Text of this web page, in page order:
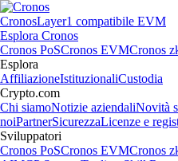
CronosLayer1 compatibile EVM
Esplora Cronos
Cronos PoSCronos EVMCronos
Esplora
AffiliazioneIstituzionaliCustodia
Crypto.com
Chi siamoNotizie aziendaliNovità
noiPartnerSicurezzaLicenze e
Sviluppatori
Cronos PoSCronos EVMCronos